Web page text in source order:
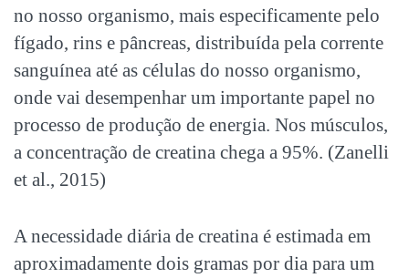
no nosso organismo, mais especificamente pelo
fígado, rins e pâncreas, distribuída pela corrente
sanguínea até as células do nosso organismo,
onde vai desempenhar um importante papel no
processo de produção de energia. Nos músculos,
a concentração de creatina chega a 95%. (Zanelli
et al., 2015)
A necessidade diária de creatina é estimada em
aproximadamente dois gramas por dia para um